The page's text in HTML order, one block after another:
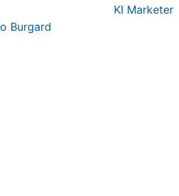
KI Marketer
Burgard